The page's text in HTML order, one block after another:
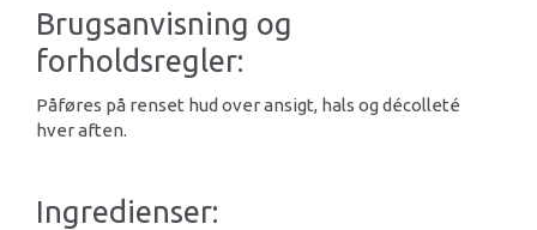
Brugsanvisning og
forholdsregler:
Påføres på renset hud over ansigt, hals og décolleté
hver aften.
Ingredienser: